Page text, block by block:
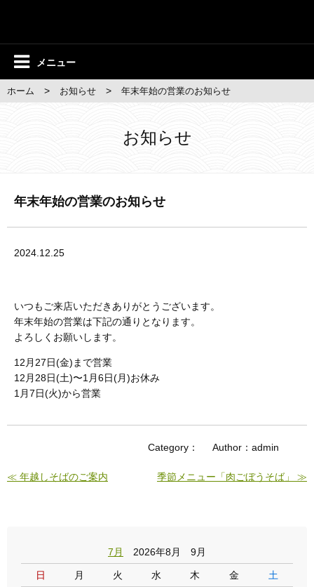
メニュー
ホーム > お知らせ > 年末年始の営業のお知らせ
お知らせ
年末年始の営業のお知らせ
2024.12.25
いつもご来店いただきありがとうございます。
年末年始の営業は下記の通りとなります。
よろしくお願いします。
12月27日(金)まで営業
12月28日(土)〜1月6日(月)お休み
1月7日(火)から営業
Category： Author：admin
≪ 年越しそばのご案内 季節メニュー「肉ごぼうそば」 ≫
7月 2026年8月 9月
日 月 火 水 木 金 土